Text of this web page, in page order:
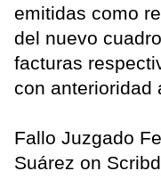
emitidas como
del nuevo
facturas
con anterioridad
Fallo Juzgado
Suárez on Scribd